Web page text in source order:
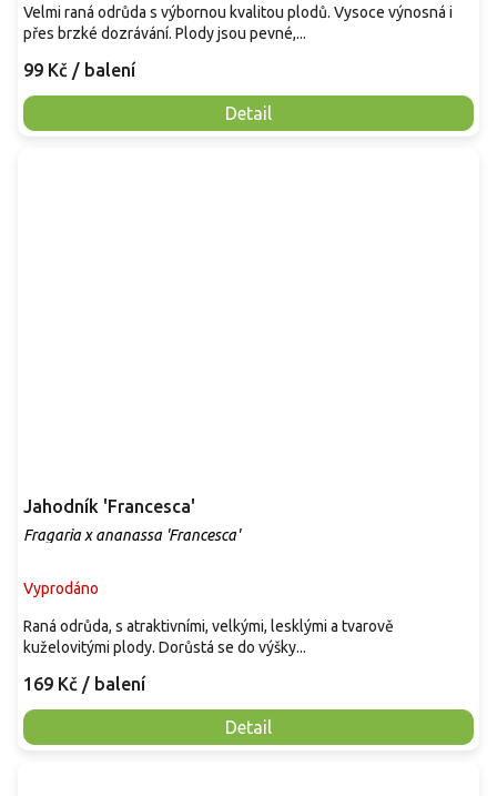
99 Kč / balení
Detail
Velmi raná odrůda s výbornou kvalitou plodů. Vysoce výnosná i
přes brzké dozrávání. Plody jsou pevné,...
Jahodník 'Francesca'
Fragaria x ananassa 'Francesca'
Vyprodáno
169 Kč / balení
Detail
Raná odrůda, s atraktivními, velkými, lesklými a tvarově
kuželovitými plody. Dorůstá se do výšky...